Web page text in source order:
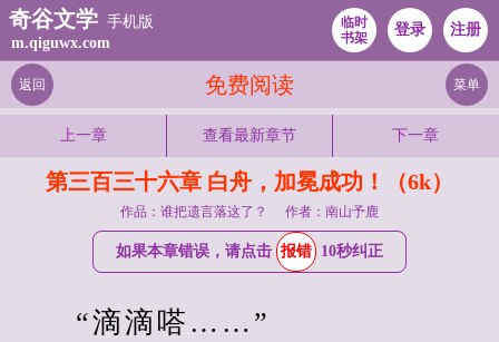
奇谷文学 手机版
m.qiguwx.com
临时
书架
登录 注册
免费阅读
返回 菜单
上一章 查看最新章节 下一章
第三百三十六章 白舟，加冕成功！（6k）
作品：谁把遗言落这了？ 作者：南山予鹿
如果本章错误，请点击 报错 10秒纠正
“滴滴嗒……”